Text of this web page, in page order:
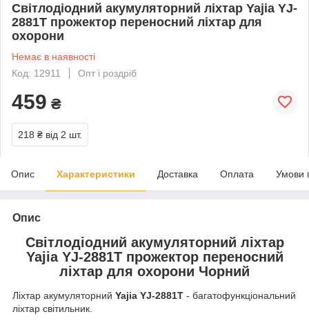
Світлодіодний акумуляторний ліхтар Yajia YJ-
2881T прожектор переносний ліхтар для
охорони
Немає в наявності
Код: 12911
Опт і роздріб
459 ₴
218 ₴ від 2 шт.
Опис Характеристики Доставка Оплата Умови
Опис
Світлодіодний акумуляторний ліхтар
Yajia YJ-2881T прожектор переносний
ліхтар для охорони Чорний
Ліхтар акумуляторний Yajia YJ-2881T - багатофункціональний
ліхтар світильник.